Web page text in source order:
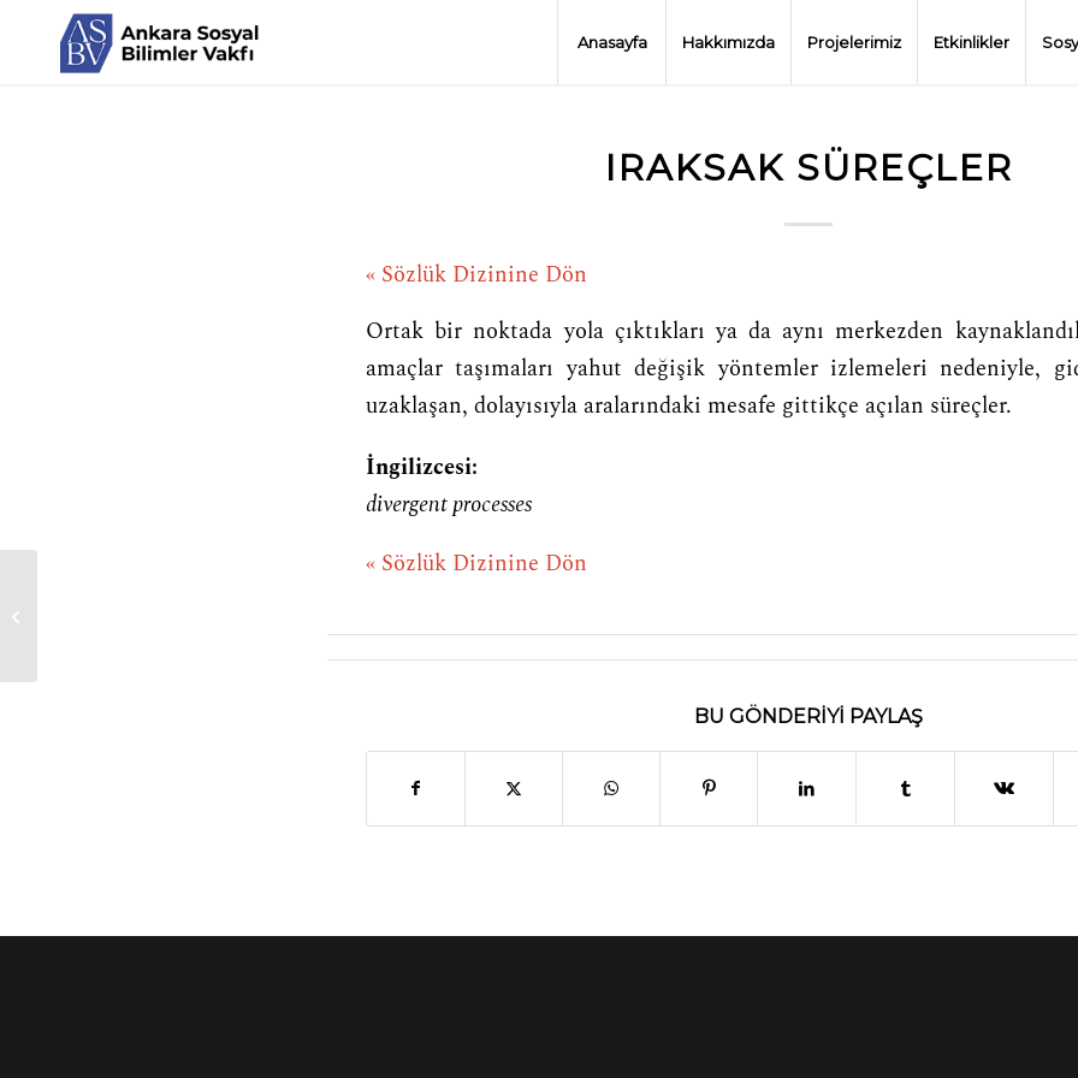
Anasayfa Hakkımızda Projelerimiz Etkinlikler
IRAKSAK SÜREÇLER
« Sözlük Dizinine Dön
Ortak bir noktada yola çıktıkları ya da aynı merkezden
amaçlar taşımaları yahut değişik yöntemler izlemeleri nedeniyle,
uzaklaşan, dolayısıyla aralarındaki mesafe gittikçe açılan süreçler.
İngilizcesi:
divergent processes
« Sözlük Dizinine Dön
BU GÖNDERIYI PAYLAŞ